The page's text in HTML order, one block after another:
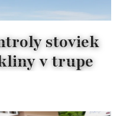
stoviek
v trupe